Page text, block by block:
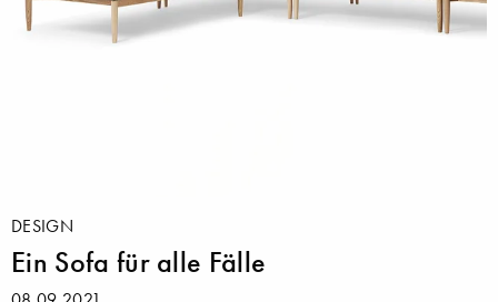
DESIGN
Ein Sofa für alle Fälle